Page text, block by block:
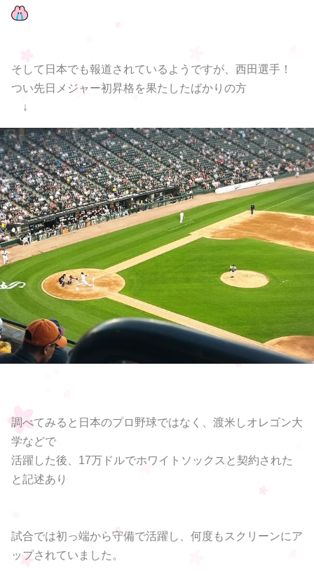
そして日本でも報道されているようですが、西田選手！
つい先日メジャー初昇格を果たしたばかりの方
↓
調べてみると日本のプロ野球ではなく、渡米しオレゴン大
学などで
活躍した後、17万ドルでホワイトソックスと契約された
と記述あり
試合では初っ端から守備で活躍し、何度もスクリーンにア
ップされていました。